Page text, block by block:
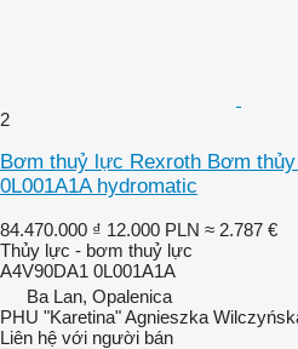
2
Bơm thuỷ lực Rexroth Bơm
0L001A1A hydromatic
84.470.000 ₫ 12.000 PLN ≈ 2.787 €
Thủy lực - bơm thuỷ lực
A4V90DA1 0L001A1A
Ba Lan, Opalenica
PHU "Karetina" Agnieszka
Liên hệ với người bán